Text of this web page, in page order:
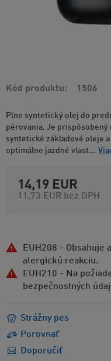
Kód produktu 1506
Plne syntetický olej do
pérovania. Je
syntetické základové oleje
optimálne jazdné vlast...
14,19 EUR
11,73 EUR bez DPH
EUH208 - Obsahuje
alergickú reakciu.
EUH210 - Na
bezpečnostných
Strážny pes
Porovnať
Doporučiť